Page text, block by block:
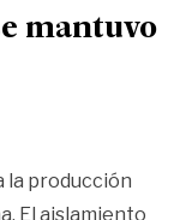
mantuvo
la producción
El aislamiento